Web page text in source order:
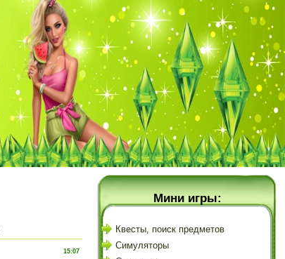
15:07
Мини игры:
Квесты, поиск предметов
Симуляторы